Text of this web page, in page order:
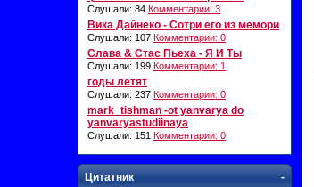
Слушали: 84 Комментарии: 3
Вика Дайнеко - Сотри его из мемори
Слушали: 107 Комментарии: 0
Слава & Стас Пьеха - Я И Ты
Слушали: 199 Комментарии: 1
годы летят
Слушали: 237 Комментарии: 0
mark_tishman -ot yanvarya do
yanvaryastudiinaya
Слушали: 151 Комментарии: 0
-
Цитатник